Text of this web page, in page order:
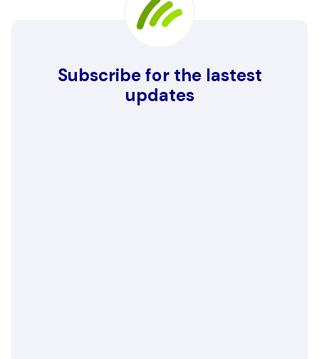
Subscribe for the lastest
updates